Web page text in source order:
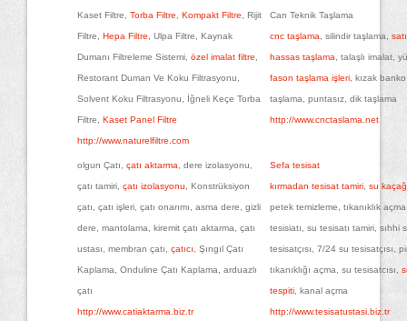
Kaset Filtre, Torba Filtre Kompakt Filtre , Rijit
Filtre, Hepa Filtre , Ulpa Filtre, Kaynak
Dumanı Filtreleme Sistemi, özel imalat filtre
Restorant Duman Ve Koku Filtrasyonu,
Solvent Koku Filtrasyonu, İğneli Keçe Torba
Filtre, Kaset Panel Filtre
http://www.naturelfiltre.com
Can Teknik Taşlama
cnc taşlama , silindir taşlama,
hassas taşlama , talaşlı imalat,
fason taşlama işleri, kızak
taşlama, puntasız, dik taşlama
http://www.cnctaslama.net
olgun Çatı, çatı aktarma , dere izolasyonu,
çatı tamiri, çatı izolasyonu , Konstrüksiyon
çatı, çatı işleri, çatı onarımı, asma dere, gizli
dere, mantolama, kiremit çatı aktarma, çatı
ustası, membran çatı, çatıcı , Şıngıl Çatı
Kaplama, Onduline Çatı Kaplama, arduazlı
çatı
http://www.catiaktarma.biz.tr
Sefa tesisat
kırmadan tesisat tamiri, su
petek temizleme, tıkanıklık
tesisiatı, su tesisatı tamiri, sıhhi
tesisatçısı, 7/24 su tesisatçısı,
tıkanıklığı açma, su tesisatcısı,
tespiti, kanal açma
http://www.tesisatustasi.biz.tr